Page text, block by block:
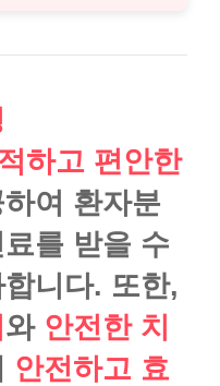
하고 편안한
여 환자분
를 받을 수
니다. 또한,
와 안전한 치
안전하고 효